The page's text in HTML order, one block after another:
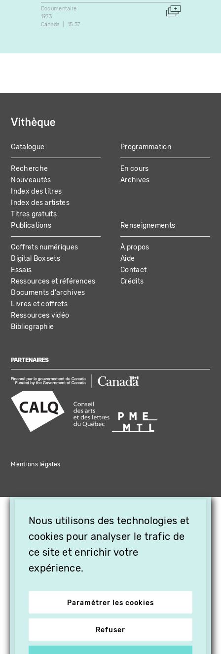
Documentaire
1973
Canada
15:37
MAIN
NAVIGATION
Catalogue
Recherche
Nouveautés
Index des titres
Index des artistes
Titres gratuits
Programmation
En cours
Archives
Publications
Coffrets numériques
Digital Boxsets
Essais
Ressources et références
Documents d'archives
Livres et coffrets
Ressources vidéo
Bibliographie
Renseignements
À propos
Aide
Contact
Crédits
PARTENAIRES
Mentions légales
Nous utilisons des technologies et
cookies pour analyser le trafic de
ce site et enrichir votre
expérience.
Paramétrer les cookies
Refuser
OFFREZ LA VIDÉO EN
CADEAU, ABONNEZ VOS
PROCHES À VITHÈQUE !